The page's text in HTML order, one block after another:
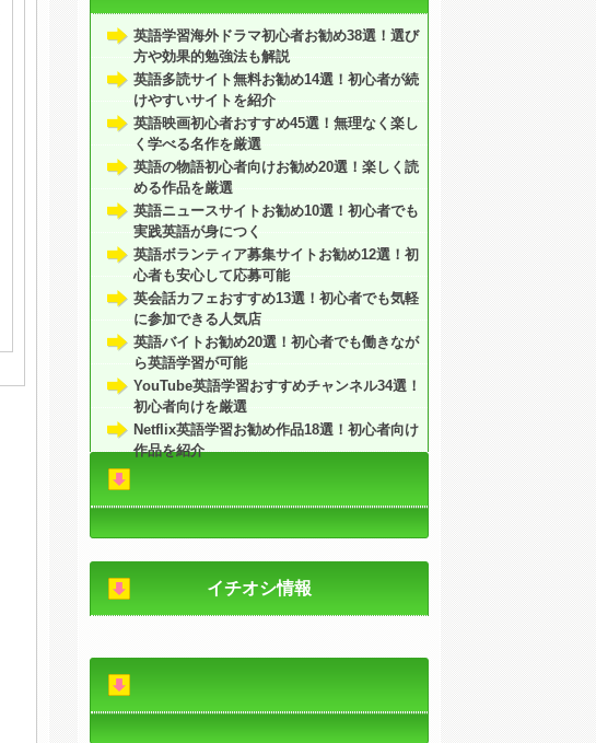
英語学習海外ドラマ初心者お勧め38選！選び
方や効果的勉強法も解説
英語多読サイト無料お勧め14選！初心者が続
けやすいサイトを紹介
英語映画初心者おすすめ45選！無理なく楽し
く学べる名作を厳選
英語の物語初心者向けお勧め20選！楽しく読
める作品を厳選
英語ニュースサイトお勧め10選！初心者でも
実践英語が身につく
英語ボランティア募集サイトお勧め12選！初
心者も安心して応募可能
英会話カフェおすすめ13選！初心者でも気軽
に参加できる人気店
英語バイトお勧め20選！初心者でも働きなが
ら英語学習が可能
YouTube英語学習おすすめチャンネル34選！
初心者向けを厳選
Netflix英語学習お勧め作品18選！初心者向け
作品を紹介
イチオシ情報